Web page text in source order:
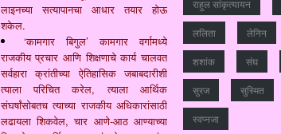
लाइनच्या सत्यापानचा आधार तयार होऊ
शकेल.
‘कामगार बिगुल’ कामगार वर्गामध्ये
राजकीय प्रचार आणि शिक्षणाचे कार्य चालवत
सर्वहारा क्रांतीच्या ऐतिहासिक जबाबदारीशी
त्याला परिचित करेल, त्याला आर्थिक
संघर्षांसोबतच त्याच्या राजकीय अधिकारांसाठी
लढायला शिकवेल, चार आणे-आठ आण्याच्या
राहुल सांकृत्यायन
ललिता लेनिन
शशांक संघ
सुरज सुस्मित
स्वप्नजा